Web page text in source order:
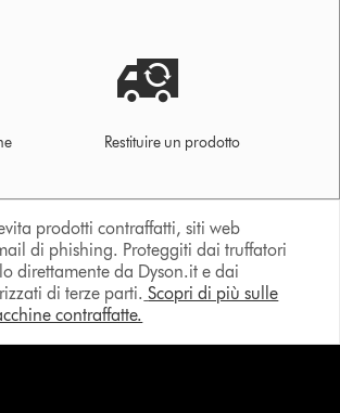
Restituire un prodotto
prodotti contraffatti, siti web
di phishing. Proteggiti dai truffatori
direttamente da Dyson.it e dai
di terze parti. Scopri di più sulle
contraffatte.